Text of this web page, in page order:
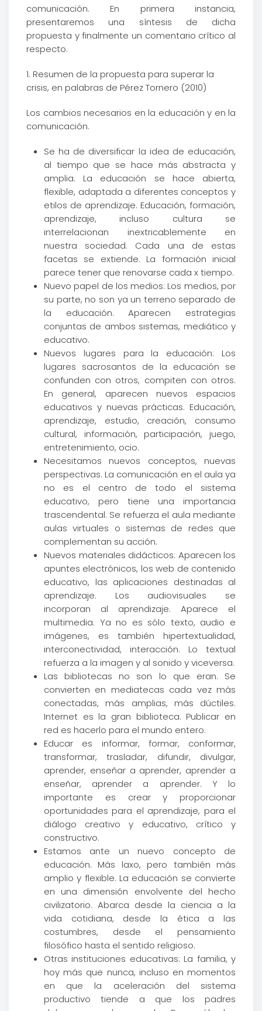
comunicación. En primera instancia,
presentaremos una síntesis de dicha
propuesta y finalmente un comentario crítico al
respecto.
1. Resumen de la propuesta para superar la
crisis, en palabras de Pérez Tornero (2010)
Los cambios necesarios en la educación y en la
comunicación.
Se ha de diversificar la idea de educación,
al tiempo que se hace más abstracta y
amplia. La educación se hace abierta,
flexible, adaptada a diferentes conceptos y
etilos de aprendizaje. Educación, formación,
aprendizaje, incluso cultura se
interrelacionan inextricablemente en
nuestra sociedad. Cada una de estas
facetas se extiende. La formación inicial
parece tener que renovarse cada x tiempo.
Nuevo papel de los medios: Los medios, por
su parte, no son ya un terreno separado de
la educación. Aparecen estrategias
conjuntas de ambos sistemas, mediático y
educativo.
Nuevos lugares para la educación: Los
lugares sacrosantos de la educación se
confunden con otros, compiten con otros.
En general, aparecen nuevos espacios
educativos y nuevas prácticas. Educación,
aprendizaje, estudio, creación, consumo
cultural, información, participación, juego,
entretenimiento, ocio.
Necesitamos nuevos conceptos, nuevas
perspectivas. La comunicación en el aula ya
no es el centro de todo el sistema
educativo, pero tiene una importancia
trascendental. Se refuerza el aula mediante
aulas virtuales o sistemas de redes que
complementan su acción.
Nuevos materiales didácticos: Aparecen los
apuntes electrónicos, los web de contenido
educativo, las aplicaciones destinadas al
aprendizaje. Los audiovisuales se
incorporan al aprendizaje. Aparece el
multimedia. Ya no es sólo texto, audio e
imágenes, es también hipertextualidad,
interconectividad, interacción. Lo textual
refuerza a la imagen y al sonido y viceversa.
Las bibliotecas no son lo que eran. Se
convierten en mediatecas cada vez más
conectadas, más amplias, más dúctiles.
Internet es la gran biblioteca. Publicar en
red es hacerlo para el mundo entero.
Educar es informar, formar, conformar,
transformar, trasladar, difundir, divulgar,
aprender, enseñar a aprender, aprender a
enseñar, aprender a aprender. Y lo
importante es crear y proporcionar
oportunidades para el aprendizaje, para el
diálogo creativo y educativo, crítico y
constructivo.
Estamos ante un nuevo concepto de
educación. Más laxo, pero también más
amplio y flexible. La educación se convierte
en una dimensión envolvente del hecho
civilizatorio. Abarca desde la ciencia a la
vida cotidiana, desde la ética a las
costumbres, desde el pensamiento
filosófico hasta el sentido religioso.
Otras instituciones educativas: La familia, y
hoy más que nunca, incluso en momentos
en que la aceleración del sistema
productivo tiende a que los padres